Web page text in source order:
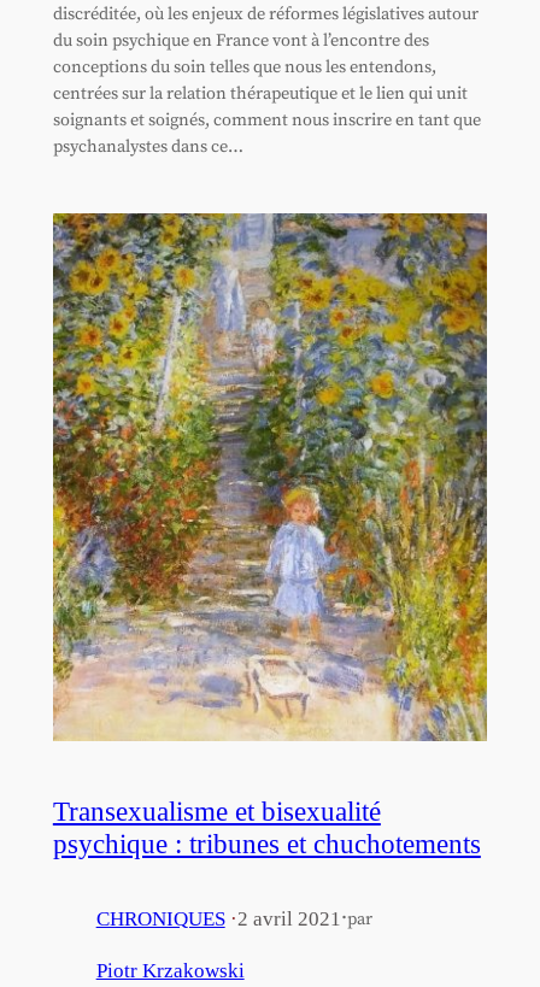
discréditée, où les enjeux de réformes législatives autour
du soin psychique en France vont à l’encontre des
conceptions du soin telles que nous les entendons,
centrées sur la relation thérapeutique et le lien qui unit
soignants et soignés, comment nous inscrire en tant que
psychanalystes dans ce…
Transexualisme et bisexualité
psychique : tribunes et chuchotements
CHRONIQUES·2 avril 2021·par
Piotr Krzakowski